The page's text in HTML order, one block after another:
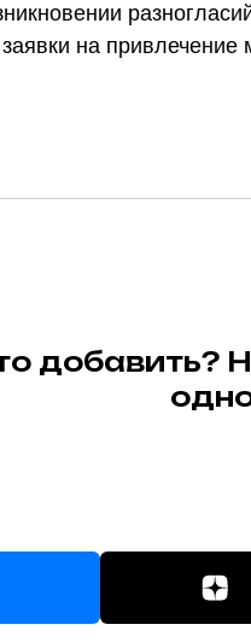
на привлечение
добавить?